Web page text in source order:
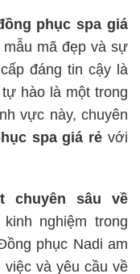
phục spa giá
mã đẹp và sự
đáng tin cậy là
hào là một trong
vực này, chuyên
spa giá rẻ với
chuyên sâu về
nghiệm trong
phục Nadi am
và yêu cầu về